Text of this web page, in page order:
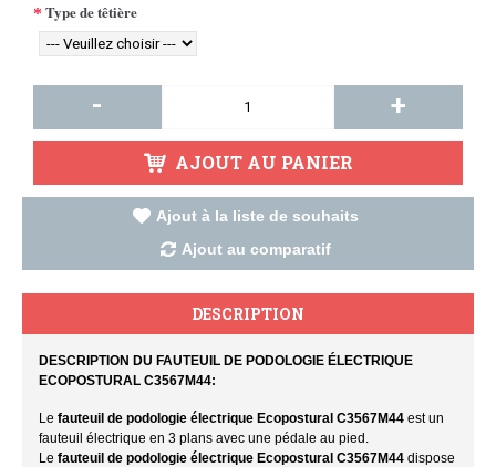
Type de têtière
- +
AJOUT AU PANIER
Ajout à la liste de souhaits
Ajout au comparatif
DESCRIPTION
DESCRIPTION DU FAUTEUIL DE PODOLOGIE ÉLECTRIQUE
ECOPOSTURAL C3567M44:
Le fauteuil de podologie électrique Ecopostural C3567M44 est un
fauteuil électrique en 3 plans avec une pédale au pied.
Le fauteuil de podologie électrique Ecopostural C3567M44 dispose